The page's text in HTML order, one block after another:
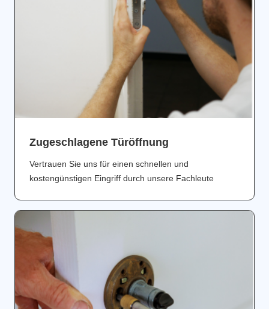
Zugeschlagene Türöffnung
Vertrauen Sie uns für einen schnellen und
kostengünstigen Eingriff durch unsere Fachleute